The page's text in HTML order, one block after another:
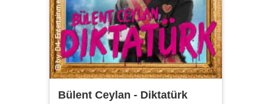
Bülent Ceylan - Diktatürk